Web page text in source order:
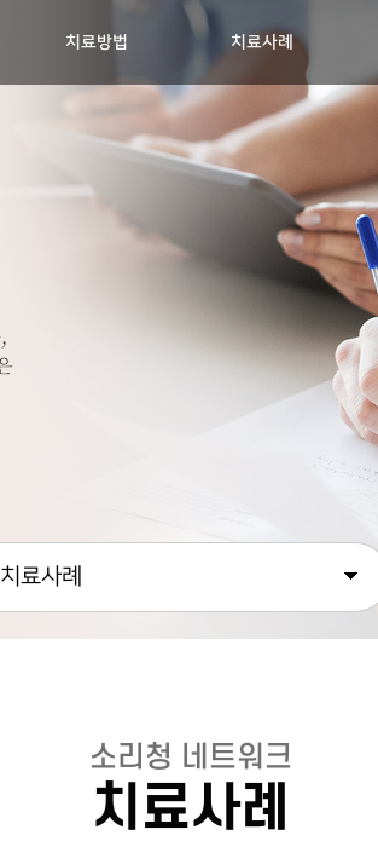
치료방법 치료사례
치료사례
소리청 네트워크
치료사례